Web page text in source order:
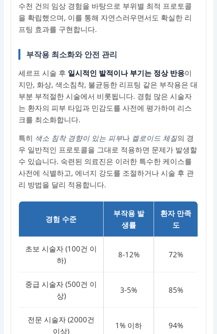
수천 건의 임상 경험을 바탕으로 부위별 최적 프로토콜
을 확립했으며, 이를 통해 자연스러우면서도 확실한 리
프팅 효과를 구현합니다.
부작용 최소화와 안전 관리
세르프 시술 후 일시적인 발적이나 부기는 정상 반응이
지만, 화상, 색소침착, 불균등한 리프팅 같은 부작용은 대
부분 부적절한 시술에서 비롯됩니다. 경험 많은 시술자
는 환자의 피부 타입과 민감도를 사전에 평가하여 리스
크를 최소화합니다.
특히 색소 침착 경향이 있는 피부나 켈로이드 체질의 경
우 일반적인 프로토콜을 그대로 적용하면 문제가 발생할
수 있습니다. 숙련된 의료진은 이러한 특수한 케이스를
사전에 식별하고, 에너지 강도를 조절하거나 시술 후 관
리 방법을 달리 적용합니다.
경험 수준
부작용 발
생률
환자 만족
도
초보 시술자 (100건 이
하)
8-12% 72%
중급 시술자 (500건 이
상)
3-5% 85%
전문 시술자 (2000건
이상)
1% 이하 94%